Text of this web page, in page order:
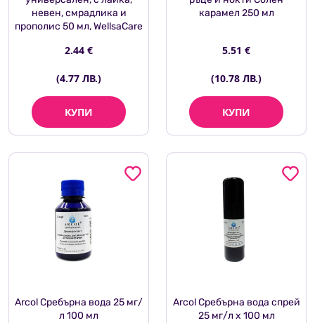
невен, смрадлика и
прополис 50 мл, WellsaCare
2.44 €
(4.77 ЛВ.)
КУПИ
карамел 250 мл
5.51 €
(10.78 ЛВ.)
КУПИ
Arcol Сребърна вода 25 мг/
л 100 мл
Arcol Сребърна вода спрей
25 мг/л х 100 мл